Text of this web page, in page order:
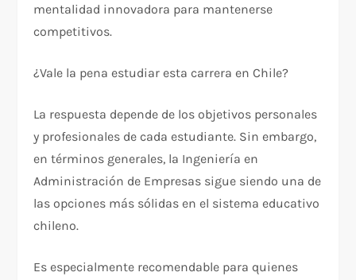
mentalidad innovadora para mantenerse
competitivos.
¿Vale la pena estudiar esta carrera en Chile?
La respuesta depende de los objetivos personales
y profesionales de cada estudiante. Sin embargo,
en términos generales, la Ingeniería en
Administración de Empresas sigue siendo una de
las opciones más sólidas en el sistema educativo
chileno.
Es especialmente recomendable para quienes